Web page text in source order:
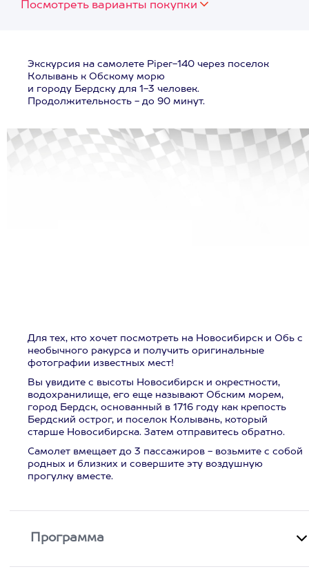
Посмотреть варианты покупки
Экскурсия на самолете Piper-140 через поселок
Колывань к Обскому морю
и городу Бердску для 1-3 человек.
Продолжительность - до 90 минут.
Для тех, кто хочет посмотреть на Новосибирск и Обь с
необычного ракурса и получить оригинальные
фотографии известных мест!
Вы увидите с высоты Новосибирск и окрестности,
водохранилище, его еще называют Обским морем,
город Бердск, основанный в 1716 году как крепость
Бердский острог, и поселок Колывань, который
старше Новосибирска. Затем отправитесь обратно.
Самолет вмещает до 3 пассажиров - возьмите с собой
родных и близких и совершите эту воздушную
прогулку вместе.
Программа